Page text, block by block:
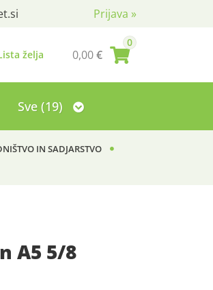
Prijava »
0
0,00€
želja
Sve (19)
IN SADJARSTVO
A5 5/8